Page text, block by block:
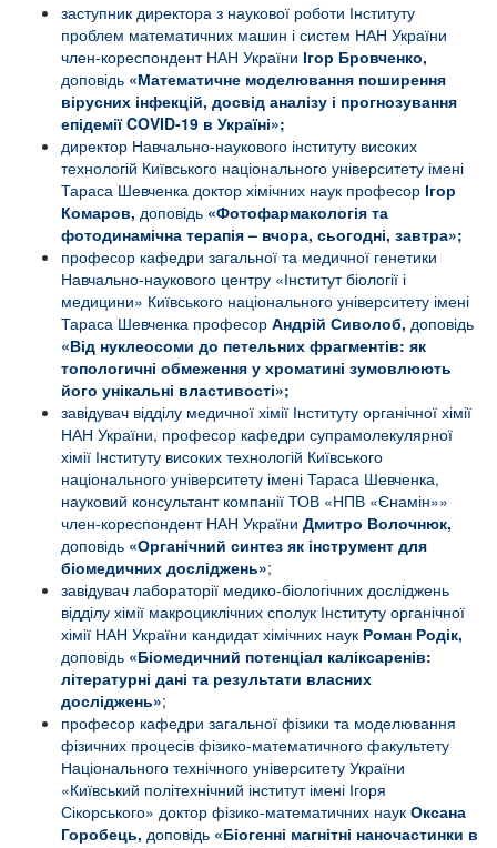
заступник директора з наукової роботи Інституту
проблем математичних машин і систем НАН України
член-кореспондент НАН України Ігор Бровченко,
доповідь «Математичне моделювання поширення
вірусних інфекцій, досвід аналізу і прогнозування
епідемії COVID-19 в Україні»;
директор Навчально-наукового інституту високих
технологій Київського національного університету імені
Тараса Шевченка доктор хімічних наук професор Ігор
Комаров, доповідь «Фотофармакологія та
фотодинамічна терапія – вчора, сьогодні, завтра»;
професор кафедри загальної та медичної генетики
Навчально-наукового центру «Інститут біології і
медицини» Київського національного університету імені
Тараса Шевченка професор Андрій Сиволоб, доповідь
«Від нуклеосоми до петельних фрагментів: як
топологичні обмеження у хроматині зумовлюють
його унікальні властивості»;
завідувач відділу медичної хімії Інституту органічної хімії
НАН України, професор кафедри супрамолекулярної
хімії Інституту високих технологій Київського
національного університету імені Тараса Шевченка,
науковий консультант компанії ТОВ «НПВ «Єнамін»»
член-кореспондент НАН України Дмитро Волочнюк,
доповідь «Органічний синтез як інструмент для
біомедичних досліджень»;
завідувач лабораторії медико-біологічних досліджень
відділу хімії макроциклічних сполук Інституту органічної
хімії НАН України кандидат хімічних наук Роман Родік,
доповідь «Біомедичний потенціал каліксаренів:
літературні дані та результати власних
досліджень»;
професор кафедри загальної фізики та моделювання
фізичних процесів фізико-математичного факультету
Національного технічного університету України
«Київський політехнічний інститут імені Ігоря
Сікорського» доктор фізико-математичних наук Оксана
Горобець, доповідь «Біогенні магнітні наночастинки в